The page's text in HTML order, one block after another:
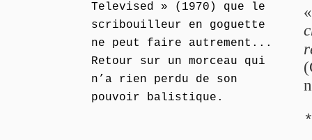
Televised » (1970) que le
scribouilleur en goguette
ne peut faire autrement...
Retour sur un morceau qui
n’a rien perdu de son
pouvoir balistique.